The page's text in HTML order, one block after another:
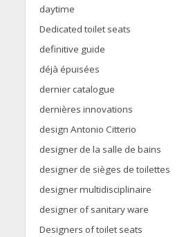
daytime
Dedicated toilet seats
definitive guide
déjà épuisées
dernier catalogue
dernières innovations
design Antonio Citterio
designer de la salle de bains
designer de sièges de toilettes
designer multidisciplinaire
designer of sanitary ware
Designers of toilet seats